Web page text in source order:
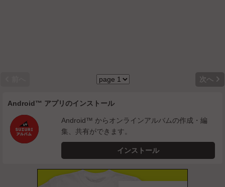
次へ 
Android™ アプリのインストール
Android™ からオンラインアルバムの作成・編
集、共有ができます。
インストール